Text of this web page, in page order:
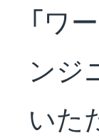
会社
「ワ
ンジ
いた